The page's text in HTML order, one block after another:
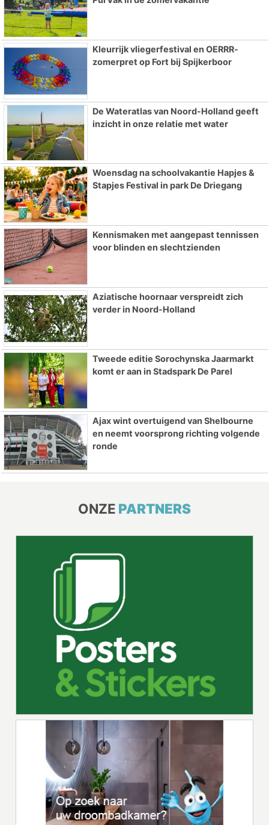
Kleurrijk vliegerfestival en OERRR-
zomerpret op Fort bij Spijkerboor
De Wateratlas van Noord-Holland geeft
inzicht in onze relatie met water
Woensdag na schoolvakantie Hapjes &
Stapjes Festival in park De Driegang
Kennismaken met aangepast tennissen
voor blinden en slechtzienden
Aziatische hoornaar verspreidt zich
verder in Noord-Holland
Tweede editie Sorochynska Jaarmarkt
komt er aan in Stadspark De Parel
Ajax wint overtuigend van Shelbourne
en neemt voorsprong richting volgende
ronde
ONZE PARTNERS